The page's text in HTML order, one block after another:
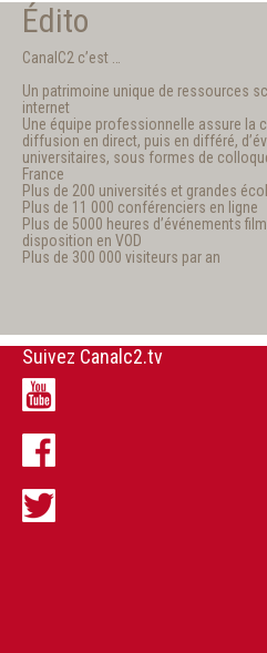
Édito
CanalC2 c’est …
Un patrimoine unique de ressources
internet
Une équipe professionnelle assure la
diffusion en direct, puis en différé,
universitaires, sous formes de
France
Plus de 200 universités et grandes
Plus de 11 000 conférenciers en ligne
Plus de 5000 heures d’événements
disposition en VOD
Plus de 300 000 visiteurs par an
Suivez Canalc2.tv